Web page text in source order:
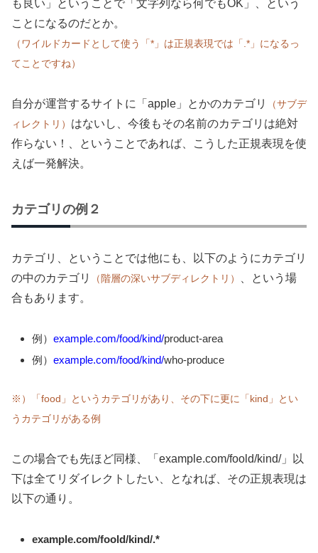
も良い」ということで「文字列なら何でもOK」、という
ことになるのだとか。
（ワイルドカードとして使う「*」は正規表現では「.*」になるっ
てことですね）
自分が運営するサイトに「apple」とかのカテゴリ
（サブデ
ィレクトリ） はないし、今後もその名前のカテゴリは絶対
作らない！、ということであれば、こうした正規表現を使
えば一発解決。
カテゴリの例２
カテゴリ、ということでは他にも、以下のようにカテゴリ
の中のカテゴリ
（階層の深いサブディレクトリ）
、という場
合もあります。
例）example.com/food/kind/product-area
例）example.com/food/kind/who-produce
※）「food」というカテゴリがあり、その下に更に「kind」とい
うカテゴリがある例
この場合でも先ほど同様、「example.com/foold/kind/」以
下は全てリダイレクトしたい、となれば、その正規表現は
以下の通り。
example.com/foold/kind/.*